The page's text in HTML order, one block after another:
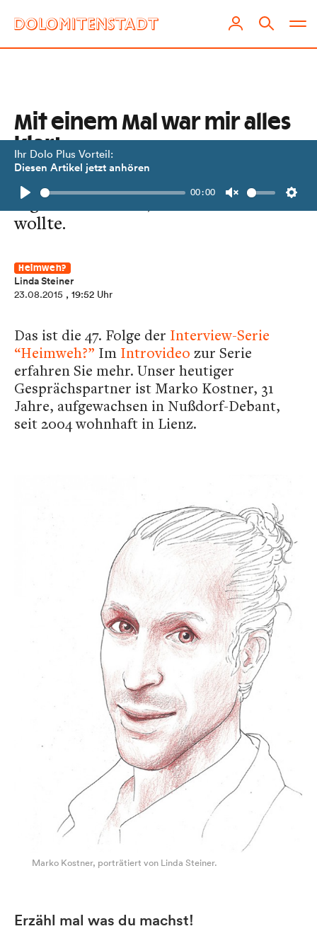
Ihr Dolo Plus Vorteil:
Diesen Artikel jetzt anhören
Play
00:00
Unmute
Mit einem Mal war mir alles
klar!
Marko Kostner sah eine geschnitzte
Figur und wusste, was er werden
wollte.
Heimweh?
Linda Steiner
23.08.2015 , 19:52 Uhr
Das ist die 47. Folge der Interview-Serie
“Heimweh?” Im Introvideo zur Serie
erfahren Sie mehr. Unser heutiger
Gesprächspartner ist Marko Kostner, 31
Jahre, aufgewachsen in Nußdorf-Debant,
seit 2004 wohnhaft in Lienz.
Marko Kostner, porträtiert von Linda Steiner.
Erzähl mal was du machst!